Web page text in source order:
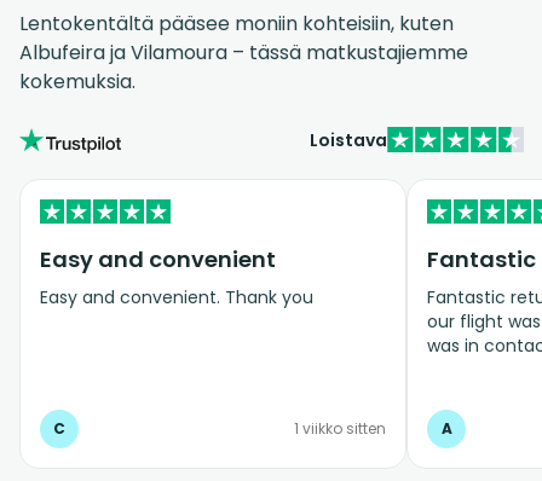
Lentokentältä pääsee moniin kohteisiin, kuten
Albufeira ja Vilamoura – tässä matkustajiemme
kokemuksia.
Loistava
Easy and convenient
Easy and convenient. Thank you
C 1 viikko sitten
Fantastic
Fantastic
our flight
was in
A